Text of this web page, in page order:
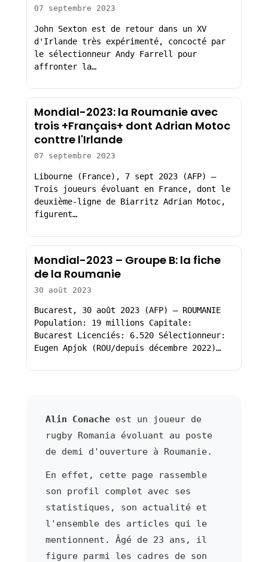
07 septembre 2023
John Sexton est de retour dans un XV
d'Irlande très expérimenté, concocté par
le sélectionneur Andy Farrell pour
affronter la…
Mondial-2023: la Roumanie avec
trois +Français+ dont Adrian Motoc
conttre l'Irlande
07 septembre 2023
Libourne (France), 7 sept 2023 (AFP) –
Trois joueurs évoluant en France, dont le
deuxième-ligne de Biarritz Adrian Motoc,
figurent…
Mondial-2023 – Groupe B: la fiche
de la Roumanie
30 août 2023
Bucarest, 30 août 2023 (AFP) – ROUMANIE
Population: 19 millions Capitale:
Bucarest Licenciés: 6.520 Sélectionneur:
Eugen Apjok (ROU/depuis décembre 2022)…
Alin Conacheest un joueur de
rugby Romania évoluant au poste
de demi d'ouverture à Roumanie.
En effet, cette page rassemble
son profil complet avec ses
statistiques, son actualité et
l'ensemble des articles qui le
mentionnent. Âgé de 23 ans, il
figure parmi les cadres de son